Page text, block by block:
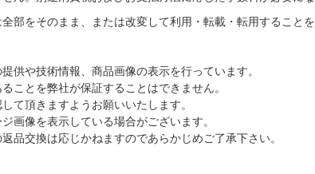
をそのまま、または改変して利用・転載・転用することを
供や技術情報、商品画像の表示を行っています。
ことを弊社が保証することはできません。
て頂きますようお願いいたします。
画像を表示している場合がございます。
品交換は応じかねますのであらかじめご了承下さい。